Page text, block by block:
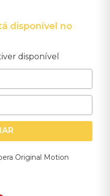
disponível no
disponível
Original Motion